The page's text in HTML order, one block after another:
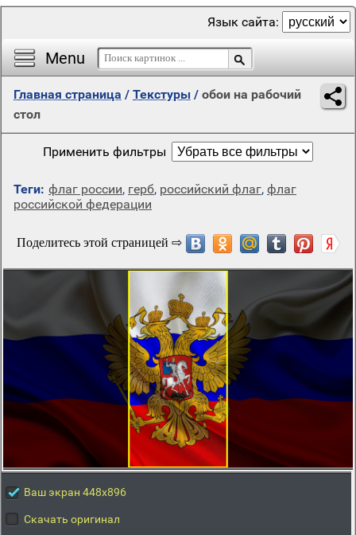
Menu
Язык сайта:
Главная страница / Текстуры / обои на рабочий
стол
Применить фильтры
Теги: флаг россии, герб, российский флаг, флаг
российской федерации
Ваш экран 448x896
Скачать оригинал